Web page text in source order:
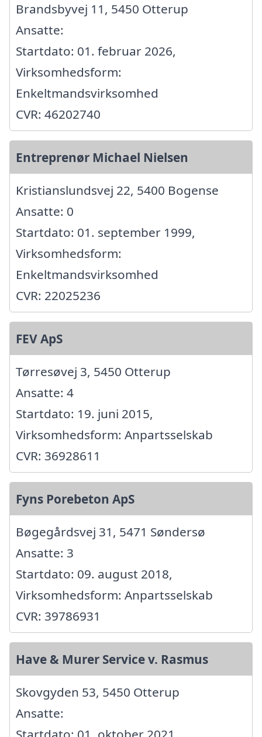
Brandsbyvej 11, 5450 Otterup
Ansatte:
Startdato: 01. februar 2026,
Virksomhedsform:
Enkeltmandsvirksomhed
CVR: 46202740
Entreprenør Michael Nielsen
Kristianslundsvej 22, 5400 Bogense
Ansatte: 0
Startdato: 01. september 1999,
Virksomhedsform:
Enkeltmandsvirksomhed
CVR: 22025236
FEV ApS
Tørresøvej 3, 5450 Otterup
Ansatte: 4
Startdato: 19. juni 2015,
Virksomhedsform: Anpartsselskab
CVR: 36928611
Fyns Porebeton ApS
Bøgegårdsvej 31, 5471 Søndersø
Ansatte: 3
Startdato: 09. august 2018,
Virksomhedsform: Anpartsselskab
CVR: 39786931
Have & Murer Service v. Rasmus
Skovgyden 53, 5450 Otterup
Ansatte: